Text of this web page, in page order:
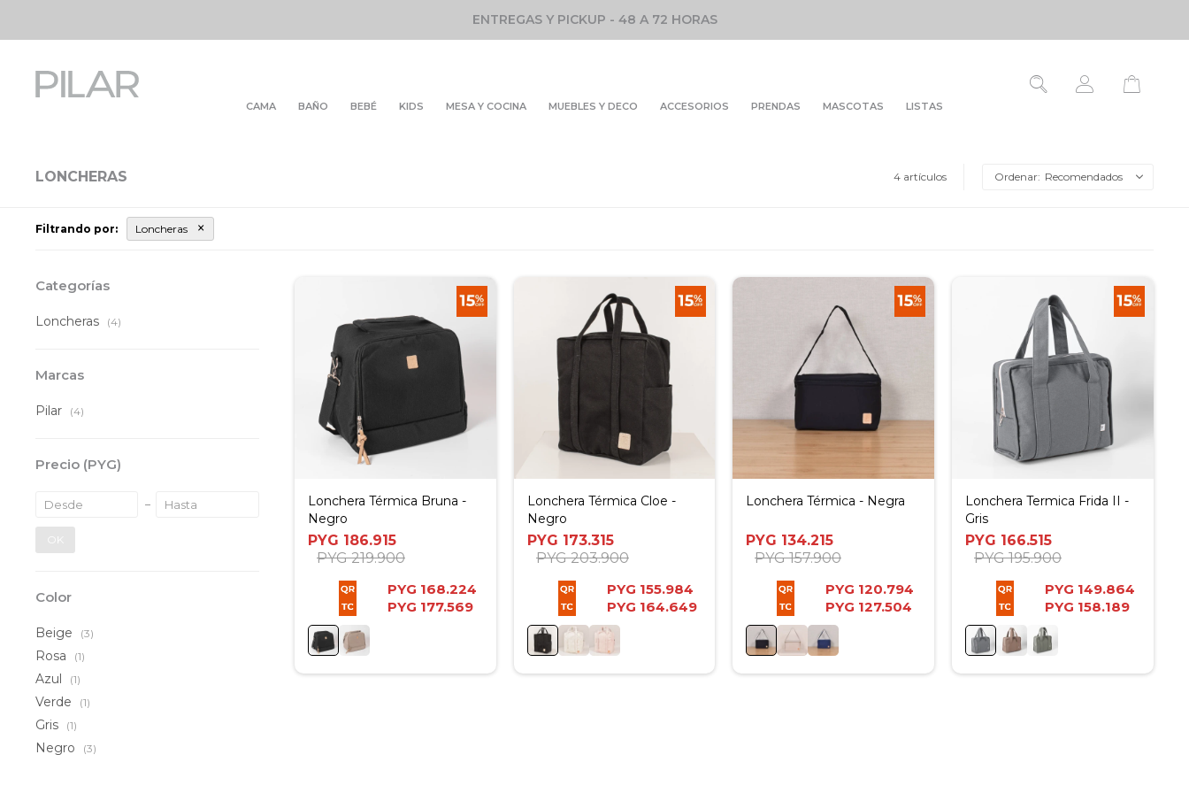
ENTREGAS Y PICKUP - 48 A 72 HORAS
CAMA BAÑO BEBÉ KIDS MESA Y COCINA MUEBLES Y DECO ACCESORIOS PRENDAS MASCOTAS LISTAS
LONCHERAS 4 artículos Recomendados
Filtrando por: Loncheras
Lonchera Térmica Bruna -
Negro
PYG 186.915
PYG 219.900
PYG 168.224
PYG 177.569
Lonchera Térmica Cloe -
Negro
PYG 173.315
PYG 203.900
PYG 155.984
PYG 164.649
Lonchera Térmica - Negra
PYG 134.215
PYG 157.900
PYG 120.794
PYG 127.504
Lonchera Termica Frida II -
Gris
PYG 166.515
PYG 195.900
PYG 149.864
PYG 158.189
Categorías
Loncheras (4)
Marcas
Pilar (4)
Precio (PYG)
OK
Color
Beige (3)
Rosa (1)
Azul (1)
Verde (1)
Gris (1)
Negro (3)